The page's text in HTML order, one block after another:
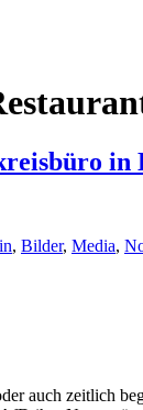
in
, Bilder, Media,
auch zeitlich